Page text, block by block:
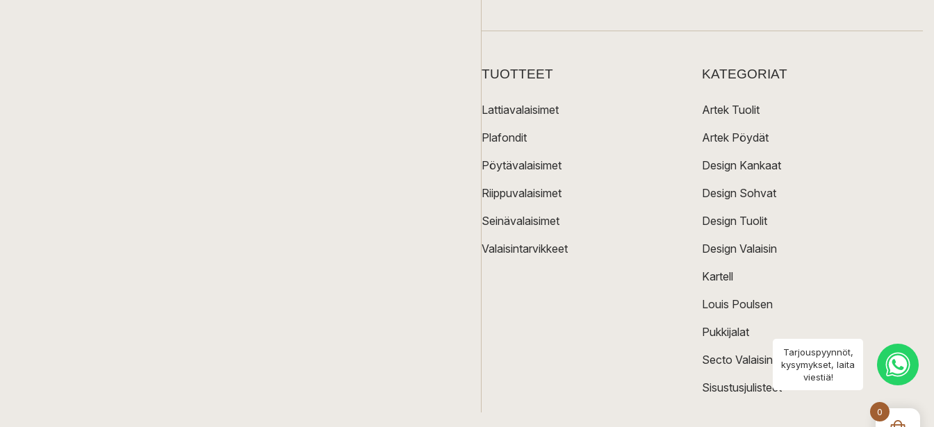
0
TUOTTEET
Lattiavalaisimet
Plafondit
Pöytävalaisimet
Riippuvalaisimet
Seinävalaisimet
Valaisintarvikkeet
KATEGORIAT
Artek Tuolit
Artek Pöydät
Design Kankaat
Design Sohvat
Design Tuolit
Design Valaisin
Kartell
Louis Poulsen
Pukkijalat
Secto Valaisin
Sisustusjulisteet
Tarjouspyynnöt,
kysymykset, laita
viestiä!